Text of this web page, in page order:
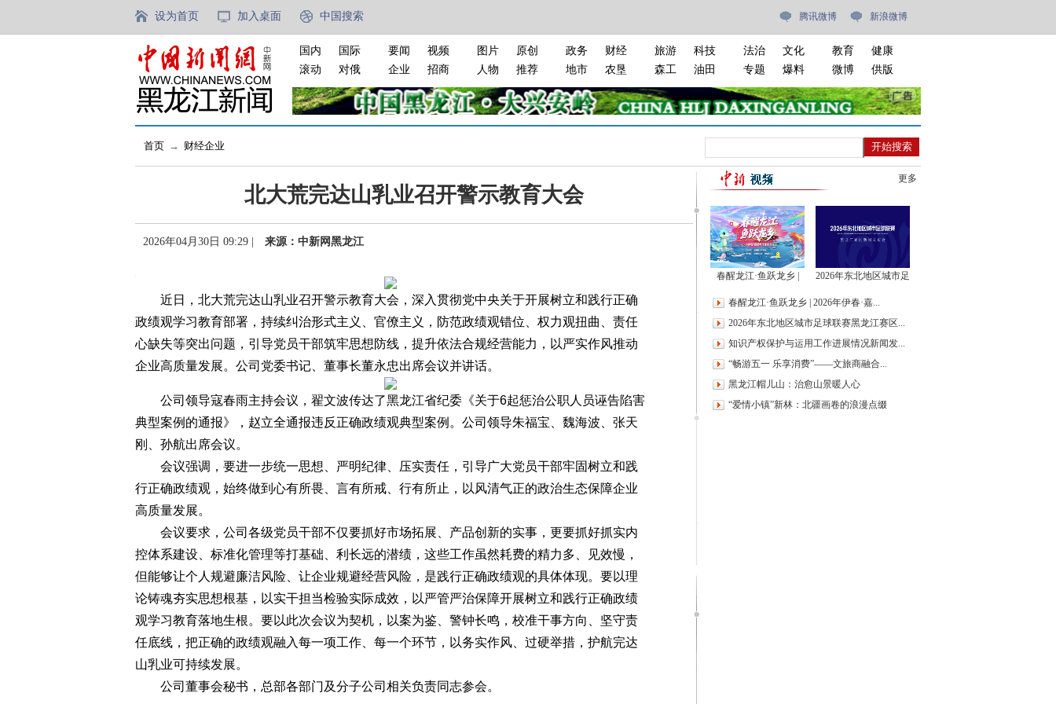
设为首页 加入桌面 中国搜索 腾讯微博 新浪微博
国内
国际
滚动
对俄
要闻
视频
企业
招商
图片
原创
人物
推荐
政务
财经
地市
农垦
旅游
科技
森工
油田
法治
文化
专题
爆料
教育
健康
微博
供版
首页 → 财经企业
北大荒完达山乳业召开警示教育大会
2026年04月30日 09:29 | 来源：中新网黑龙江
近日，北大荒完达山乳业召开警示教育大会，深入贯彻党中央关于开展树立和践行正确
政绩观学习教育部署，持续纠治形式主义、官僚主义，防范政绩观错位、权力观扭曲、责任
心缺失等突出问题，引导党员干部筑牢思想防线，提升依法合规经营能力，以严实作风推动
企业高质量发展。公司党委书记、董事长董永忠出席会议并讲话。
公司领导寇春雨主持会议，翟文波传达了黑龙江省纪委《关于6起惩治公职人员诬告陷害
典型案例的通报》，赵立全通报违反正确政绩观典型案例。公司领导朱福宝、魏海波、张天
刚、孙航出席会议。
会议强调，要进一步统一思想、严明纪律、压实责任，引导广大党员干部牢固树立和践
行正确政绩观，始终做到心有所畏、言有所戒、行有所止，以风清气正的政治生态保障企业
高质量发展。
会议要求，公司各级党员干部不仅要抓好市场拓展、产品创新的实事，更要抓好抓实内
控体系建设、标准化管理等打基础、利长远的潜绩，这些工作虽然耗费的精力多、见效慢，
但能够让个人规避廉洁风险、让企业规避经营风险，是践行正确政绩观的具体体现。要以理
论铸魂夯实思想根基，以实干担当检验实际成效，以严管严治保障开展树立和践行正确政绩
观学习教育落地生根。要以此次会议为契机，以案为鉴、警钟长鸣，校准干事方向、坚守责
任底线，把正确的政绩观融入每一项工作、每一个环节，以务实作风、过硬举措，护航完达
山乳业可持续发展。
公司董事会秘书，总部各部门及分子公司相关负责同志参会。
更多
春醒龙江·鱼跃龙乡 |
主题文化日
2026年东北地区城市足
发布会
春醒龙江·鱼跃龙乡 | 2026年伊春·嘉...
2026年东北地区城市足球联赛黑龙江赛区...
知识产权保护与运用工作进展情况新闻发...
“畅游五一 乐享消费”——文旅商融合...
黑龙江帽儿山：治愈山景暖人心
“爱情小镇”新林：北疆画卷的浪漫点缀